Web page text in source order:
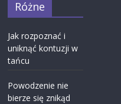
Różne
Jak rozpoznać i
uniknąć kontuzji w
tańcu
Powodzenie nie
bierze się znikąd